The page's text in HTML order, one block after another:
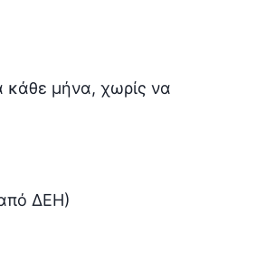
κάθε μήνα, χωρίς να
ΔΕΗ)